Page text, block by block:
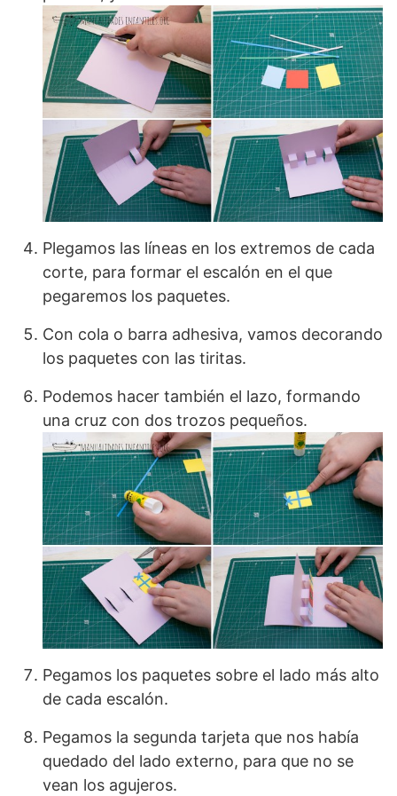
Plegamos las líneas en los extremos de cada
corte, para formar el escalón en el que
pegaremos los paquetes.
Con cola o barra adhesiva, vamos decorando
los paquetes con las tiritas.
Podemos hacer también el lazo, formando
una cruz con dos trozos pequeños.
Pegamos los paquetes sobre el lado más alto
de cada escalón.
Pegamos la segunda tarjeta que nos había
quedado del lado externo, para que no se
vean los agujeros.